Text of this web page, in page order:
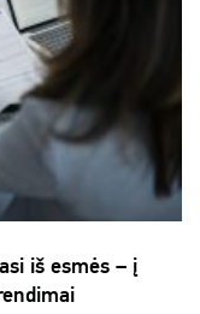
iš esmės – į